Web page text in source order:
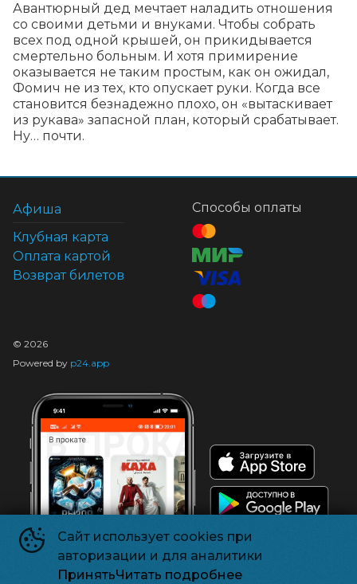
Авантюрный дед мечтает наладить отношения
со своими детьми и внуками. Чтобы собрать
всех под одной крышей, он прикидывается
смертельно больным. И хотя примирение
оказывается не таким простым, как он ожидал,
Фомич не из тех, кто опускает руки. Когда все
становится безнадежно плохо, он «вытаскивает
из рукава» запасной план, который срабатывает.
Ну… почти.
Сайт использует cookies при
авторизации и для аналитики
ПринятьЧитать подробнее
Афиша
Клубная карта
Оплата картой
Возврат билетов
Способы оплаты
© 2026
Powered by p24.app